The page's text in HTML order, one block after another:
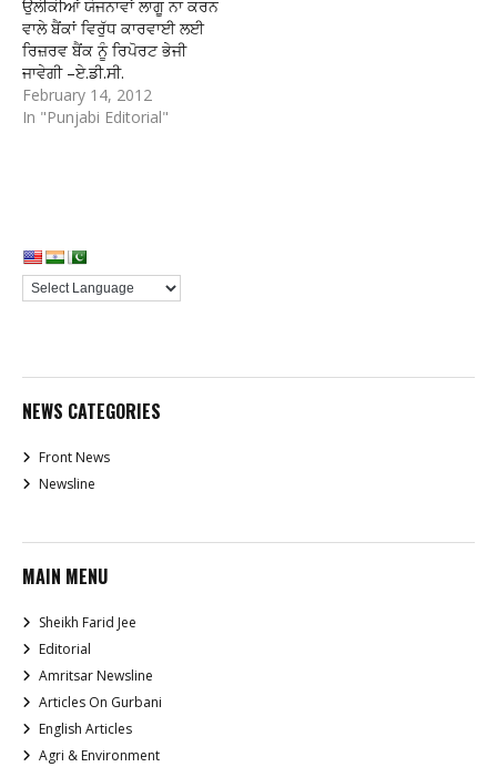
ਉਲੀਕੀਆਂ ਯੋਜਨਾਵਾਂ ਲਾਗੂ ਨਾ ਕਰਨ
ਵਾਲੇ ਬੈਂਕਾਂ ਵਿਰੁੱਧ ਕਾਰਵਾਈ ਲਈ
ਰਿਜ਼ਰਵ ਬੈਂਕ ਨੂੰ ਰਿਪੋਰਟ ਭੇਜੀ
ਜਾਵੇਗੀ –ਏ.ਡੀ.ਸੀ.
February 14, 2012
In "Punjabi Editorial"
NEWS CATEGORIES
Front News
Newsline
MAIN MENU
Sheikh Farid Jee
Editorial
Amritsar Newsline
Articles On Gurbani
English Articles
Agri & Environment